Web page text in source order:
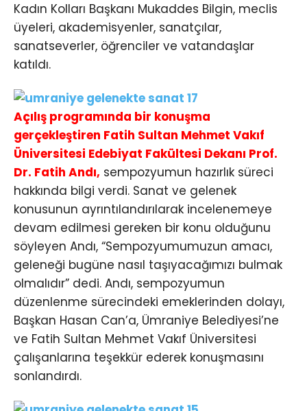
Kadın Kolları Başkanı Mukaddes Bilgin, meclis
üyeleri, akademisyenler, sanatçılar,
sanatseverler, öğrenciler ve vatandaşlar
katıldı.
Açılış programında bir konuşma
gerçekleştiren Fatih Sultan Mehmet Vakıf
Üniversitesi Edebiyat Fakültesi Dekanı Prof.
Dr. Fatih Andı, sempozyumun hazırlık süreci
hakkında bilgi verdi. Sanat ve gelenek
konusunun ayrıntılandırılarak incelenemeye
devam edilmesi gereken bir konu olduğunu
söyleyen Andı, “Sempozyumumuzun amacı,
geleneği bugüne nasıl taşıyacağımızı bulmak
olmalıdır” dedi. Andı, sempozyumun
düzenlenme sürecindeki emeklerinden dolayı,
Başkan Hasan Can’a, Ümraniye Belediyesi’ne
ve Fatih Sultan Mehmet Vakıf Üniversitesi
çalışanlarına teşekkür ederek konuşmasını
sonlandırdı.